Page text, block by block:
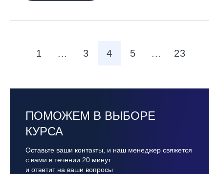
1 ... 3 4 5 ... 23
ПОМОЖЕМ В ВЫБОРЕ
КУРСА
Оставьте ваши контакты, и наш менеджер свяжется
с вами в течении 20 минут
и ответит на ваши вопросы